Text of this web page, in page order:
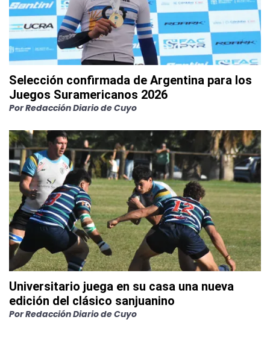
Selección confirmada de Argentina para los
Juegos Suramericanos 2026
PorRedacción Diario de Cuyo
Universitario juega en su casa una nueva
edición del clásico sanjuanino
PorRedacción Diario de Cuyo